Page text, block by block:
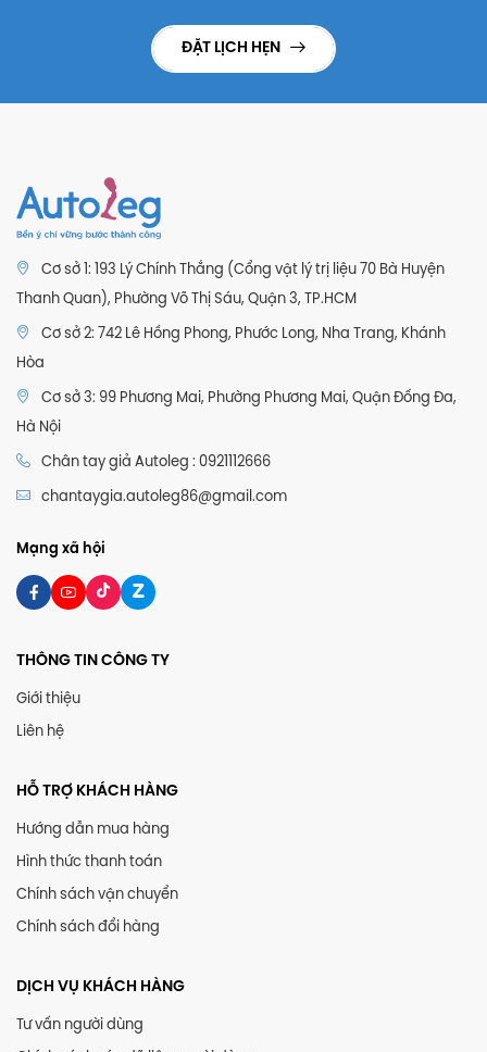
ĐẶT LỊCH HẸN
Cơ sở 1: 193 Lý Chính Thắng (Cổng vật lý trị liệu 70 Bà Huyện
Thanh Quan), Phường Võ Thị Sáu, Quận 3, TP.HCM
Cơ sở 2: 742 Lê Hồng Phong, Phước Long, Nha Trang, Khánh
Hòa
Cơ sở 3: 99 Phương Mai, Phường Phương Mai, Quận Đống Đa,
Hà Nội
Chân tay giả Autoleg : 0921112666
chantaygia.autoleg86@gmail.com
Mạng xã hội
THÔNG TIN CÔNG TY
Giới thiệu
Liên hệ
HỖ TRỢ KHÁCH HÀNG
Hướng dẫn mua hàng
Hình thức thanh toán
Chính sách vận chuyển
Chính sách đổi hàng
DỊCH VỤ KHÁCH HÀNG
Tư vấn người dùng